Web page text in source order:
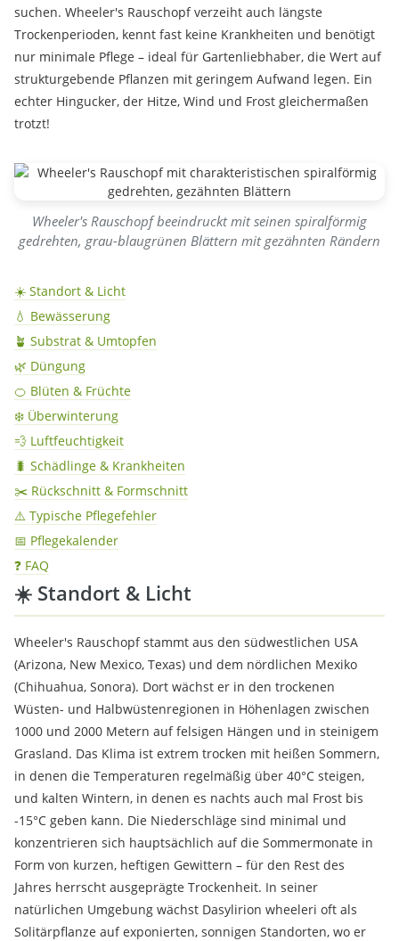
suchen. Wheeler's Rauschopf verzeiht auch längste
Trockenperioden, kennt fast keine Krankheiten und benötigt
nur minimale Pflege – ideal für Gartenliebhaber, die Wert auf
strukturgebende Pflanzen mit geringem Aufwand legen. Ein
echter Hingucker, der Hitze, Wind und Frost gleichermaßen
trotzt!
Wheeler's Rauschopf beeindruckt mit seinen spiralförmig
gedrehten, grau-blaugrünen Blättern mit gezähnten Rändern
☀️ Standort & Licht
💧 Bewässerung
🪴 Substrat & Umtopfen
🌿 Düngung
🍊 Blüten & Früchte
❄️ Überwinterung
💨 Luftfeuchtigkeit
🐛 Schädlinge & Krankheiten
✂️ Rückschnitt & Formschnitt
⚠️ Typische Pflegefehler
📅 Pflegekalender
❓ FAQ
☀️ Standort & Licht
Wheeler's Rauschopf stammt aus den südwestlichen USA
(Arizona, New Mexico, Texas) und dem nördlichen Mexiko
(Chihuahua, Sonora). Dort wächst er in den trockenen
Wüsten- und Halbwüstenregionen in Höhenlagen zwischen
1000 und 2000 Metern auf felsigen Hängen und in steinigem
Grasland. Das Klima ist extrem trocken mit heißen Sommern,
in denen die Temperaturen regelmäßig über 40°C steigen,
und kalten Wintern, in denen es nachts auch mal Frost bis
-15°C geben kann. Die Niederschläge sind minimal und
konzentrieren sich hauptsächlich auf die Sommermonate in
Form von kurzen, heftigen Gewittern – für den Rest des
Jahres herrscht ausgeprägte Trockenheit. In seiner
natürlichen Umgebung wächst Dasylirion wheeleri oft als
Solitärpflanze auf exponierten, sonnigen Standorten, wo er